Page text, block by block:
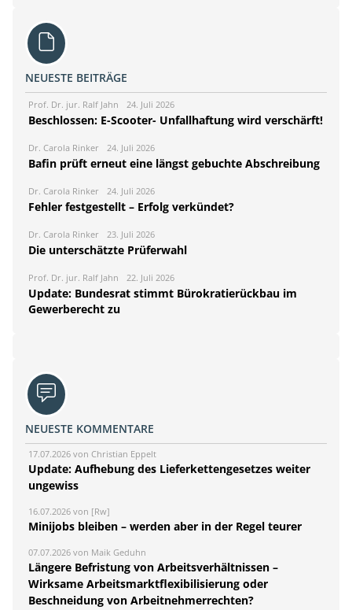
NEUESTE BEITRÄGE
Prof. Dr. jur. Ralf Jahn 24. Juli 2026
Beschlossen: E-Scooter- Unfallhaftung wird verschärft!
Dr. Carola Rinker 24. Juli 2026
Bafin prüft erneut eine längst gebuchte Abschreibung
Dr. Carola Rinker 24. Juli 2026
Fehler festgestellt – Erfolg verkündet?
Dr. Carola Rinker 23. Juli 2026
Die unterschätzte Prüferwahl
Prof. Dr. jur. Ralf Jahn 22. Juli 2026
Update: Bundesrat stimmt Bürokratierückbau im
Gewerberecht zu
NEUESTE KOMMENTARE
17.07.2026 von Christian Eppelt
Update: Aufhebung des Lieferkettengesetzes weiter
ungewiss
16.07.2026 von [Rw]
Minijobs bleiben – werden aber in der Regel teurer
07.07.2026 von Maik Geduhn
Längere Befristung von Arbeitsverhältnissen –
Wirksame Arbeitsmarktflexibilisierung oder
Beschneidung von Arbeitnehmerrechten?